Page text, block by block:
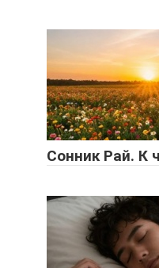
Сонник Рай. К